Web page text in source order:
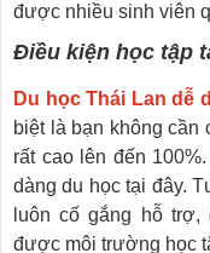
được nhiều sinh viên
Điều kiện học tập
Du học Thái Lan dễ
biệt là bạn không cần
rất cao lên đến
dàng du học tại đây.
luôn cố gắng hỗ
được môi trường học